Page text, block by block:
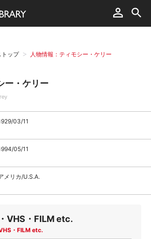
トップ 人物情報：ティモシー・ケリー
ー・ケリー
03/11
05/11
メリカ/U.S.A.
VHS・FILM etc.
・FILM etc.